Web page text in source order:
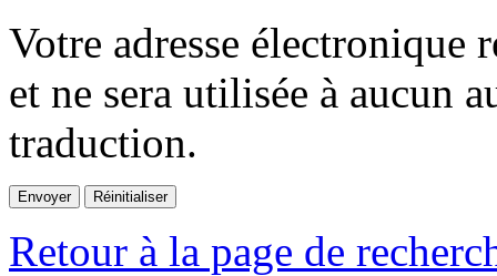
Votre adresse électronique
et ne sera utilisée à aucun
traduction.
Retour à la page de